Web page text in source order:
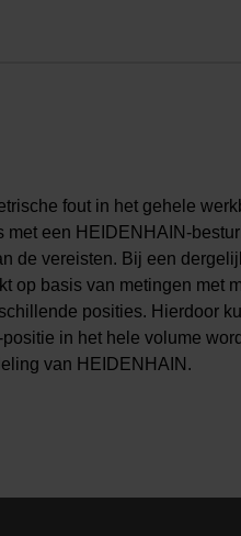
fout in het gehele
een HEIDENHAIN-
de vereisten. Bij een
op basis van metingen met
posities. Hierdoor
in het hele volume
van HEIDENHAIN.